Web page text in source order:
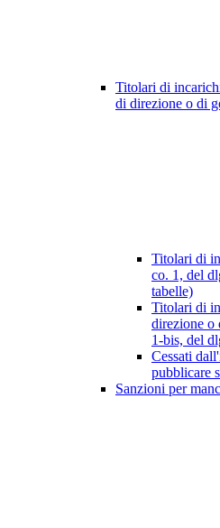
Titolari di
di direzione o di
Titolari di
co. 1, del
tabelle)
Titolari di
direzione o
1-bis, del
Cessati
pubblicare
Sanzioni per